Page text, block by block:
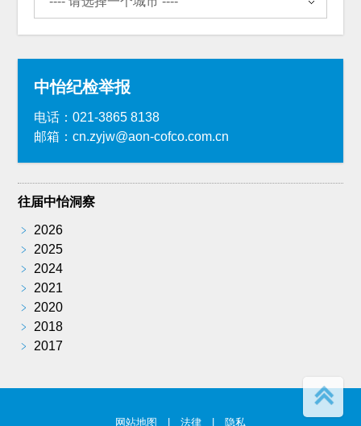
中怡纪检举报
电话：021-3865 8138
邮箱：cn.zyjw@aon-cofco.com.cn
往届中怡洞察
﹥
2026
﹥
2025
﹥
2024
﹥
2021
﹥
2020
﹥
2018
﹥
2017
网站地图 法律 隐私